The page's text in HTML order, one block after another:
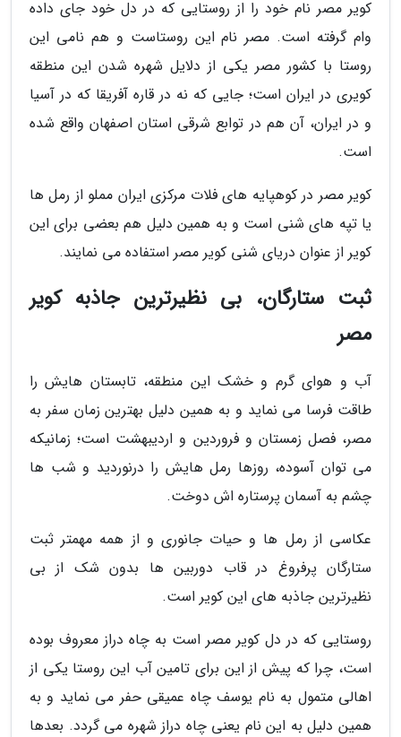
کویر مصر نام خود را از روستایی که در دل خود جای داده
وام گرفته است. مصر نام این روستاست و هم نامی این
روستا با کشور مصر یکی از دلایل شهره شدن این منطقه
کویری در ایران است؛ جایی که نه در قاره آفریقا که در آسیا
و در ایران، آن هم در توابع شرقی استان اصفهان واقع شده
است.
کویر مصر در کوهپایه های فلات مرکزی ایران مملو از رمل ها
یا تپه های شنی است و به همین دلیل هم بعضی برای این
کویر از عنوان دریای شنی کویر مصر استفاده می نمایند.
ثبت ستارگان، بی نظیرترین جاذبه کویر
مصر
آب و هوای گرم و خشک این منطقه، تابستان هایش را
طاقت فرسا می نماید و به همین دلیل بهترین زمان سفر به
مصر، فصل زمستان و فروردین و اردیبهشت است؛ زمانیکه
می توان آسوده، روزها رمل هایش را درنوردید و شب ها
چشم به آسمان پرستاره اش دوخت.
عکاسی از رمل ها و حیات جانوری و از همه مهمتر ثبت
ستارگان پرفروغ در قاب دوربین ها بدون شک از بی
نظیرترین جاذبه های این کویر است.
روستایی که در دل کویر مصر است به چاه دراز معروف بوده
است، چرا که پیش از این برای تامین آب این روستا یکی از
اهالی متمول به نام یوسف چاه عمیقی حفر می نماید و به
همین دلیل به این نام یعنی چاه دراز شهره می گردد. بعدها